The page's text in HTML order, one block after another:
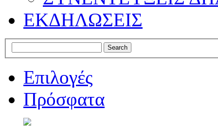
ΕΚΔΗΛΩΣΕΙΣ
Επιλογές
Πρόσφατα